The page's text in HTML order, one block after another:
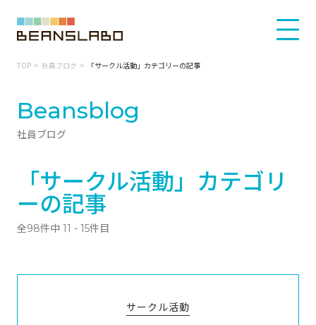
TOP 社員ブログ 「サークル活動」カテゴリーの記事
Beansblog
社員ブログ
「サークル活動」カテゴリ
ーの記事
全98件中 11 - 15件目
サークル活動